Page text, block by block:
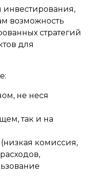
возможность
стратегий
для
не неся
так и на
комиссия,